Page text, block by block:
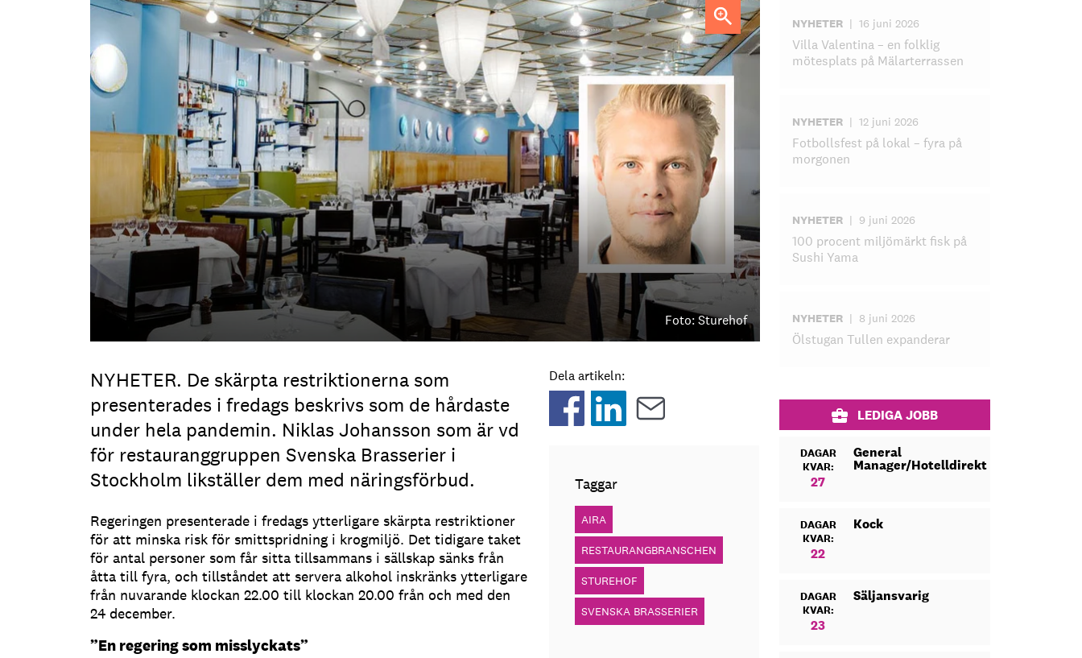
Foto: Sturehof
NYHETER. De skärpta restriktionerna som
presenterades i fredags beskrivs som de hårdaste
under hela pandemin. Niklas Johansson som är vd
för restauranggruppen Svenska Brasserier i
Stockholm likställer dem med näringsförbud.
Regeringen presenterade i fredags ytterligare skärpta restriktioner
för att minska risk för smittspridning i krogmiljö. Det tidigare taket
för antal personer som får sitta tillsammans i sällskap sänks från
åtta till fyra, och tillståndet att servera alkohol inskränks ytterligare
från nuvarande klockan 22.00 till klockan 20.00 från och med den
24 december.
”En regering som misslyckats”
Dela artikeln:
Taggar
AIRA
RESTAURANGBRANSCHEN
STUREHOF
SVENSKA BRASSERIER
NYHETER | 16 juni 2026
Villa Valentina – en folklig
mötesplats på Mälarterrassen
NYHETER | 12 juni 2026
Fotbollsfest på lokal – fyra på
morgonen
NYHETER | 9 juni 2026
100 procent miljömärkt fisk på
Sushi Yama
NYHETER | 8 juni 2026
Ölstugan Tullen expanderar
LEDIGA JOBB
DAGAR
KVAR:
27
General
Manager/Hotelldirektör
DAGAR
KVAR:
22
Kock
DAGAR
KVAR:
23
Säljansvarig